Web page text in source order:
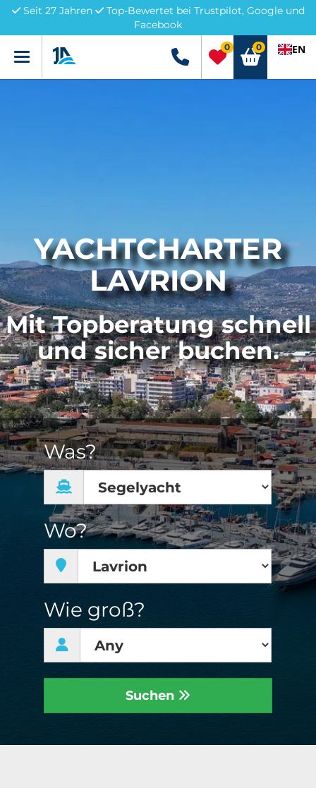
Seit 27 Jahren
Top-Bewertet bei Trustpilot, Google und
Facebook
Menü +49 5741 3222690
0 0 EN
YACHTCHARTER
LAVRION
Mit Topberatung schnell
und sicher buchen.
Was?
Wo?
Wie groß?
Suchen